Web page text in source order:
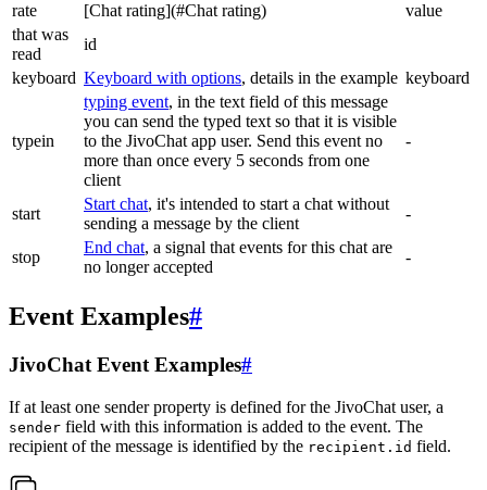
rate
[Chat rating](#Chat rating)
value
that was
read
id
keyboard Keyboard with options, details in the example keyboard
typein
typing event, in the text field of this message
you can send the typed text so that it is visible
to the JivoChat app user. Send this event no
more than once every 5 seconds from one
client
-
start
Start chat, it's intended to start a chat without
sending a message by the client
-
stop
End chat, a signal that events for this chat are
no longer accepted
-
Event Examples#
JivoChat Event Examples#
If at least one sender property is defined for the JivoChat user, a
sender field with this information is added to the event. The
recipient of the message is identified by the recipient.id field.